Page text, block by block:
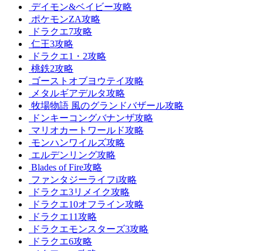
デイモン&ベイビー攻略
ポケモンZA攻略
ドラクエ7攻略
仁王3攻略
ドラクエ1・2攻略
桃鉄2攻略
ゴーストオブヨウテイ攻略
メタルギアデルタ攻略
牧場物語 風のグランドバザール攻略
ドンキーコングバナンザ攻略
マリオカートワールド攻略
モンハンワイルズ攻略
エルデンリング攻略
Blades of Fire攻略
ファンタジーライフi攻略
ドラクエ3リメイク攻略
ドラクエ10オフライン攻略
ドラクエ11攻略
ドラクエモンスターズ3攻略
ドラクエ6攻略